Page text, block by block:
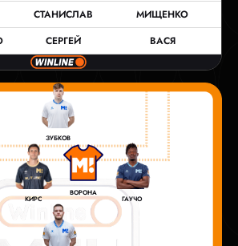
СТАНИСЛАВ
МИЩЕНКО
СЕРГЕЙ ВАСЯ
ЗУБКОВ
КИРС
ВОРОНА
ГАУЧО